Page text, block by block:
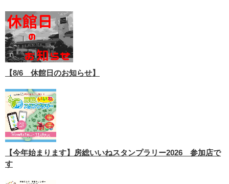
【8/6 休館日のお知らせ】
【今年始まります】房総いいねスタンプラリー2026 参加店で
す